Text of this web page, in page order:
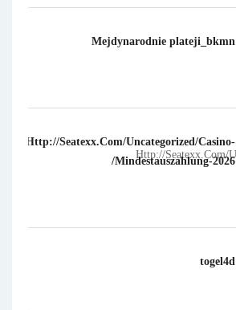
Mejdynarodnie plateji_bkmn
Http://Seatexx.Com/Uncategorized/Casino-
Mindestauszahlung-2026/
togel4d